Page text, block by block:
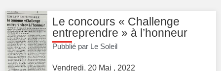
Le concours « Challenge
entreprendre » à l’honneur
Pubblié par Le Soleil
Vendredi, 20 Mai , 2022